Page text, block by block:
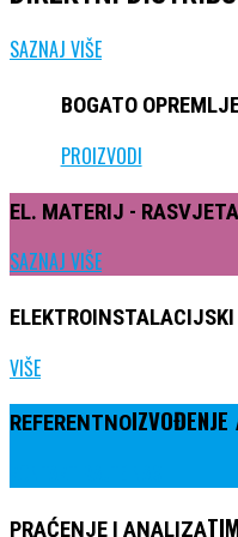
SAZNAJ VIŠE
BOGATO
PROIZVODI
EL. MATERIJ - RASVJETA
SAZNAJ VIŠE
ELEKTROINSTALACIJSKI
VIŠE
REFERENTNOIZVOĐENJE
PRAĆENJE I ANALIZA